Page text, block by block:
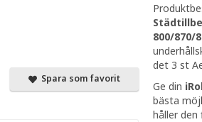
800/870/
det 3 st
Ge din
bästa
håller den
Spara som favorit